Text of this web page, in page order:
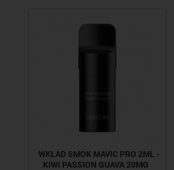
WKŁAD SMOK MAVIC PRO 2ML -
KIWI PASSION GUAVA 20MG